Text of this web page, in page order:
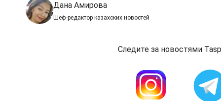
Дана Амирова
Шеф-редактор казахских новостей
Следите за новостями